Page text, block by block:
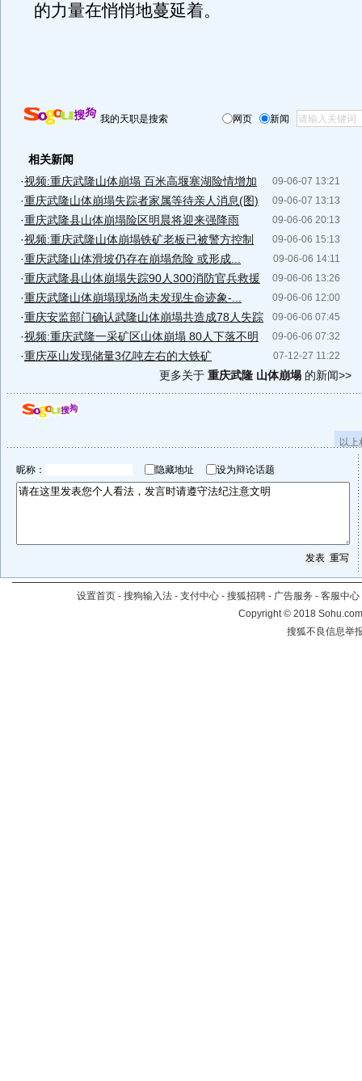
的力量在悄悄地蔓延着。
我的天职是搜索 网页 新闻
相关新闻
09-06-07 13:21
·视频:重庆武隆山体崩塌 百米高堰塞湖险情增加
09-06-07 13:13
·重庆武隆山体崩塌失踪者家属等待亲人消息(图)
09-06-06 20:13
·重庆武隆县山体崩塌险区明晨将迎来强降雨
09-06-06 15:13
·视频:重庆武隆山体崩塌铁矿老板已被警方控制
09-06-06 14:11
·重庆武隆山体滑坡仍存在崩塌危险 或形成...
09-06-06 13:26
·重庆武隆县山体崩塌失踪90人300消防官兵救援
09-06-06 12:00
·重庆武隆山体崩塌现场尚未发现生命迹象-...
09-06-06 07:45
·重庆安监部门确认武隆山体崩塌共造成78人失踪
09-06-06 07:32
·视频:重庆武隆一采矿区山体崩塌 80人下落不明
07-12-27 11:22
·重庆巫山发现储量3亿吨左右的大铁矿
更多关于 重庆武隆 山体崩塌 的新闻>>
以
昵称： 隐藏地址 设为辩论话题
设置首页 - 搜狗输入法 - 支付中心 - 搜狐招聘 - 广告服务 - 客服中心
Copyright©2018
搜狐不良信息举